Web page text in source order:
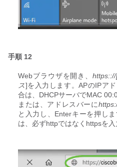
手順 12
Webブラウザを開き、
ス]を入力します。APのIPア
合は、DHCPサーバでMAC
または、アドレスバーに
と入力し、Enterキーを押し
は、必ずhttpではなくhttpsを入